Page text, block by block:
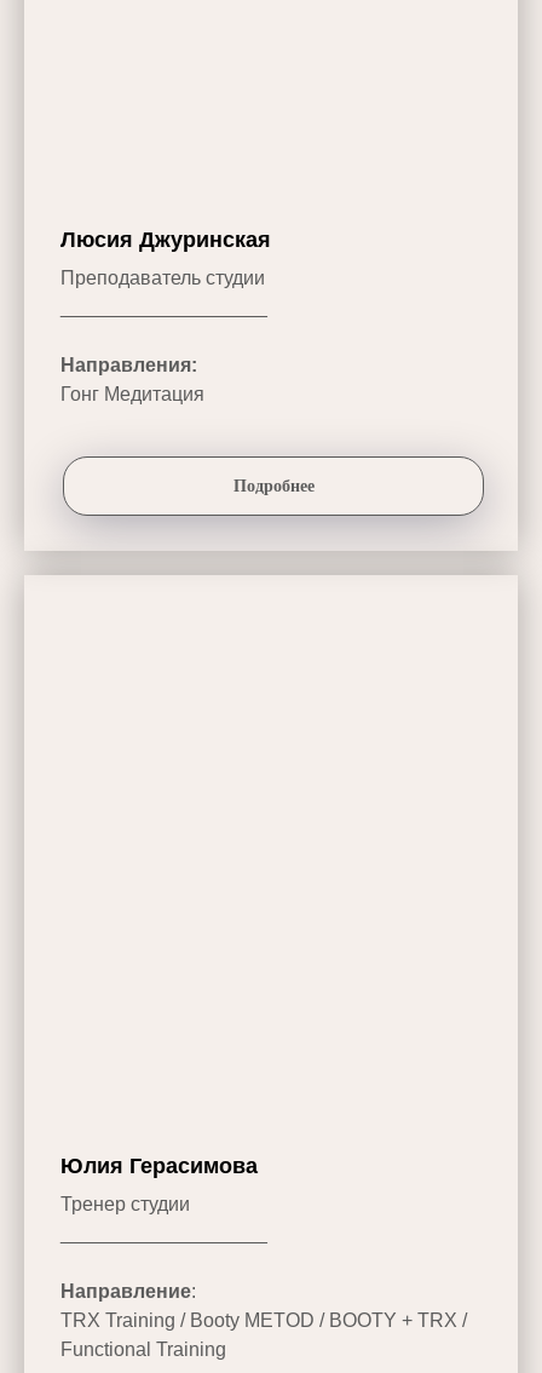
Люсия Джуринская
Преподаватель студии
Направления:
Гонг Медитация
Подробнее
Юлия Герасимова
Тренер студии
Направление:
TRX Training / Booty METOD / BOOTY + TRX /
Functional Training